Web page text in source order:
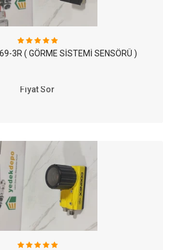
3R ( GÖRME SİSTEMİ SENSÖRÜ )
Fiyat Sor